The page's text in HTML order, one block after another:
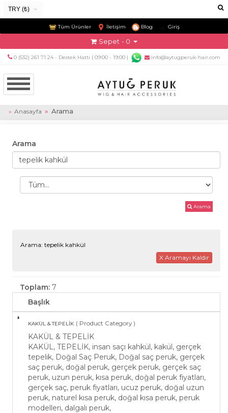
TRY (₺)
TRY (₺)
Tüm Ürünler İletişim Blog Giriş
Sepet - 0
0 (532) 261 71 24 - Destek Hattı ( 09:00 - 19:00 ) info@aytugperuk-hair.com
Anasayfa Arama
Arama
Arama
Arama: tepelik kahkül
X Aramayı Kaldır
Toplam: 7
Başlık
KAKÜL & TEPELİK ( Product Category )
KAKÜL & TEPELİK
KAKÜL, TEPELİK, insan saçı kahkül, kakül, gerçek
tepelik, Doğal Saç Peruk, Doğal saç peruk, gerçek
saç peruk, doğal peruk, gerçek peruk, gerçek saç
peruk, uzun peruk, kısa peruk, doğal peruk fiyatları,
gerçek saç, peruk fiyatları, ucuz peruk, doğal uzun
peruk, naturel kısa peruk, doğal kısa peruk, peruk
modelleri, dalgalı peruk,